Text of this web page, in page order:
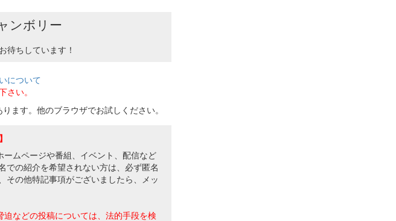
ンボリー
待ちしています！
について
さい。
ます。他のブラウザでお試しください。
ムページや番組、イベント、配信など
での紹介を希望されない方は、必ず匿名
その他特記事項がございましたら、メッ
などの投稿については、法的手段を検